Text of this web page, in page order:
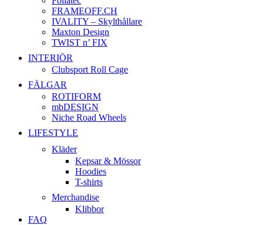
FRAMEOFF.CH
IVALITY – Skylthållare
Maxton Design
TWIST n’ FIX
INTERIÖR
Clubsport Roll Cage
FÄLGAR
ROTIFORM
mbDESIGN
Niche Road Wheels
LIFESTYLE
Kläder
Kepsar & Mössor
Hoodies
T-shirts
Merchandise
Klibbor
FAQ